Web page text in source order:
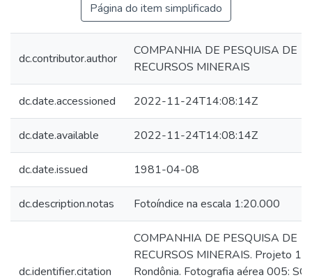
Página do item simplificado
dc.contributor.author
COMPANHIA DE PESQUISA DE
RECURSOS MINERAIS
dc.date.accessioned 2022-11-24T14:08:14Z
dc.date.available 2022-11-24T14:08:14Z
dc.date.issued 1981-04-08
dc.description.notas Fotoíndice na escala 1:20.000
dc.identifier.citation
COMPANHIA DE PESQUISA DE
RECURSOS MINERAIS. Projeto 1,
Rondônia. Fotografia aérea 005: